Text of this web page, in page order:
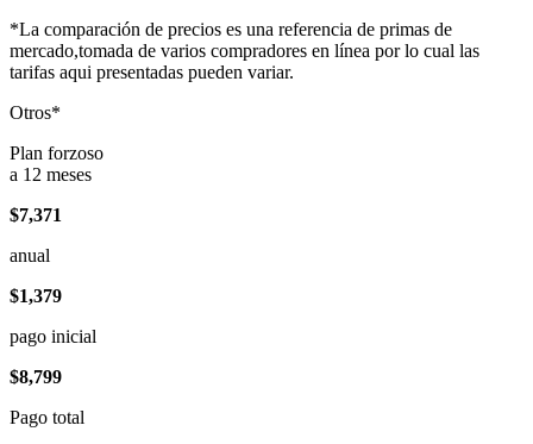
*La comparación de precios es una referencia de primas de
mercado,tomada de varios compradores en línea por lo cual las
tarifas aqui presentadas pueden variar.
Otros*
Plan forzoso
a 12 meses
$7,371
anual
$1,379
pago inicial
$8,799
Pago total